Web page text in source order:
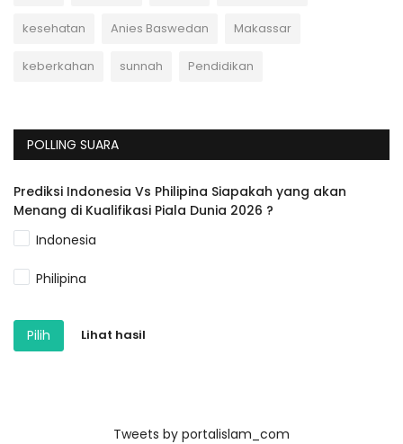
kesehatan Anies Baswedan Makassar
keberkahan sunnah Pendidikan
POLLING SUARA
Prediksi Indonesia Vs Philipina Siapakah yang akan
Menang di Kualifikasi Piala Dunia 2026 ?
Indonesia
Philipina
Pilih Lihat hasil
Tweets by portalislam_com